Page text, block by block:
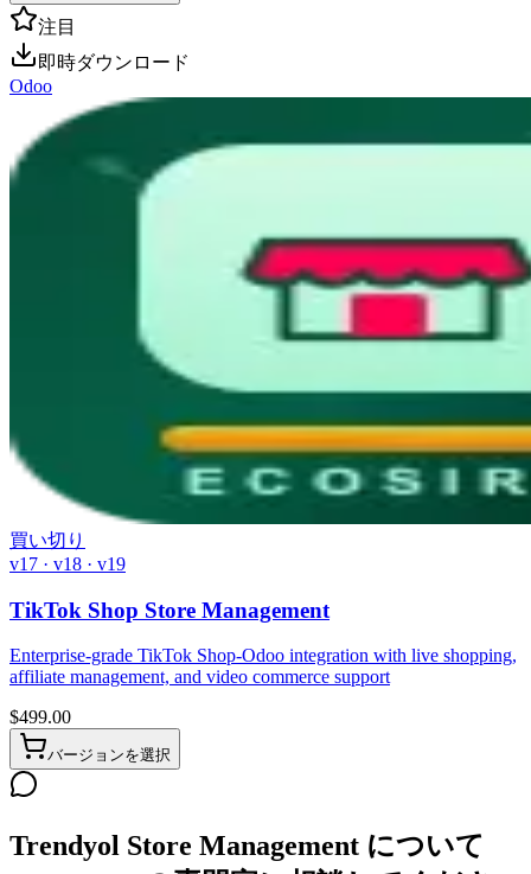
注目
即時ダウンロード
Odoo
買い切り
v17 · v18 · v19
TikTok Shop Store Management
Enterprise-grade TikTok Shop-Odoo integration with live shopping,
affiliate management, and video commerce support
$499.00
バージョンを選択
Trendyol Store Management について